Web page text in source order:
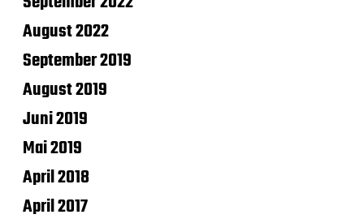
August 2022
September 2019
August 2019
Juni 2019
Mai 2019
April 2018
April 2017